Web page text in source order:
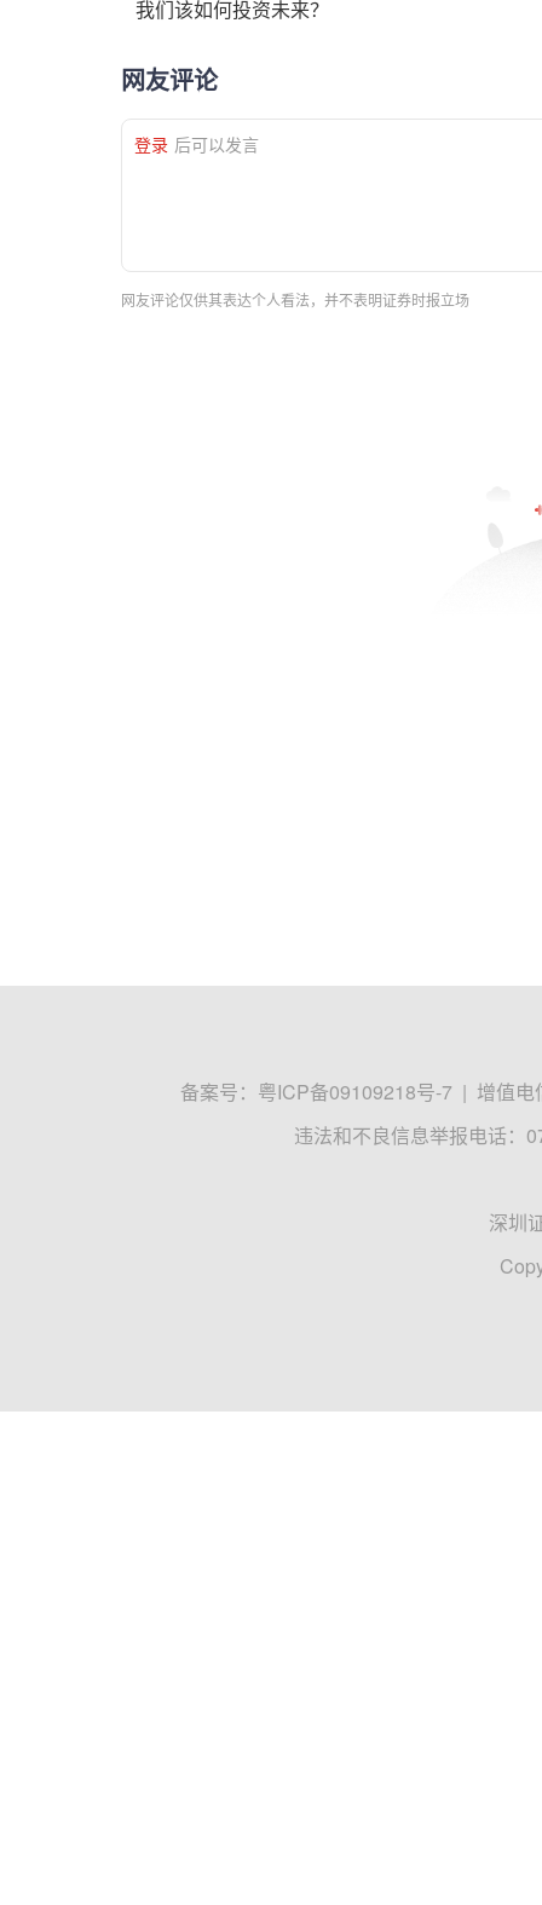
我们该如何投资未来？
网友评论
登录 后可以发言
网友评论仅供其表达个人看法，并不表明证券时报立场
备案号： 粤ICP备09109218号-7 | 增值电
违法和不良信息举报电话：
深圳